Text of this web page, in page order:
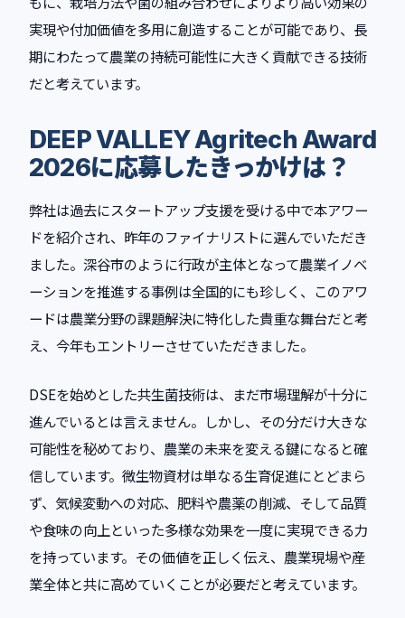
実現や付加価値を多用に創造することが可能であり、長
期にわたって農業の持続可能性に大きく貢献できる技術
だと考えています。
DEEP VALLEY Agritech Award
2026に応募したきっかけは？
弊社は過去にスタートアップ支援を受ける中で本アワー
ドを紹介され、昨年のファイナリストに選んでいただき
ました。深谷市のように行政が主体となって農業イノベ
ーションを推進する事例は全国的にも珍しく、このアワ
ードは農業分野の課題解決に特化した貴重な舞台だと考
え、今年もエントリーさせていただきました。
DSEを始めとした共生菌技術は、まだ市場理解が十分に
進んでいるとは言えません。しかし、その分だけ大きな
可能性を秘めており、農業の未来を変える鍵になると確
信しています。微生物資材は単なる生育促進にとどまら
ず、気候変動への対応、肥料や農薬の削減、そして品質
や食味の向上といった多様な効果を一度に実現できる力
を持っています。その価値を正しく伝え、農業現場や産
業全体と共に高めていくことが必要だと考えています。